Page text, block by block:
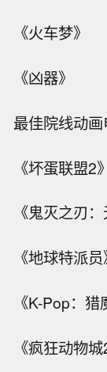
《火车梦》
《凶器》
最佳院线动
《坏蛋联盟2》
《鬼灭之刃
《地球特派员
《K-Pop：猎
《疯狂动物城